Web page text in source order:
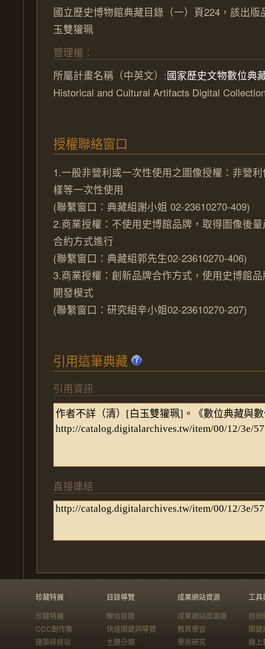
國立歷史博物館典藏目錄（一）頁224，該出
玉雙獾珮
管理權：
所屬計畫名稱（中英文）:國家歷史文物數位典
Historical and Cultural Artifacts Digital
授權聯絡窗口
1.一般非營利或一次性使用之圖像授權：非營
樣等一次性使用
(聯繫窗口：典藏組謝小姐 02-23610270-409)
2.商業授權：不使用史博館品牌，取得圖像後
合約方式進行
(聯繫窗口：典藏組郭先生02-23610270-406)
3.商業授權：創新品牌合作方式，使用史博館
開發模式
(聯繫窗口：研究組辛小姐02-23610270-207)
引用這筆典藏
引用資訊
直接連結
珍藏特展
珍藏特展
CCC創作集
建築排排站
目錄導覽
聯合目錄
快速關鍵詞導覽
主題分類
成果網站資源
成果網站資源庫
教育學習
學術研究
工具
技術
關鍵
線上